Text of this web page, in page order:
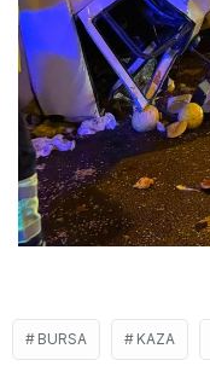
BURSA KAZA